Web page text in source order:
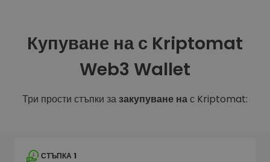
Купуване на с Kriptomat
Web3 Wallet
Три прости стъпки зазакупуване нас Kriptomat:
СТЪПКА 1